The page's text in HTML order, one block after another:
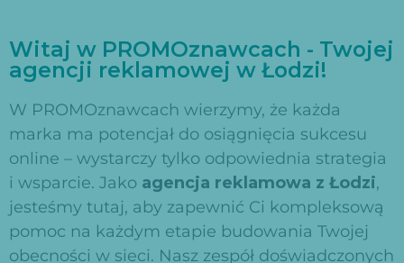
Witaj w PROMOznawcach - Twojej
agencji reklamowej w Łodzi!
W PROMOznawcach wierzymy, że każda
marka ma potencjał do osiągnięcia sukcesu
online – wystarczy tylko odpowiednia strategia
i wsparcie. Jako agencja reklamowa z Łodzi,
jesteśmy tutaj, aby zapewnić Ci kompleksową
pomoc na każdym etapie budowania Twojej
obecności w sieci. Nasz zespół doświadczonych